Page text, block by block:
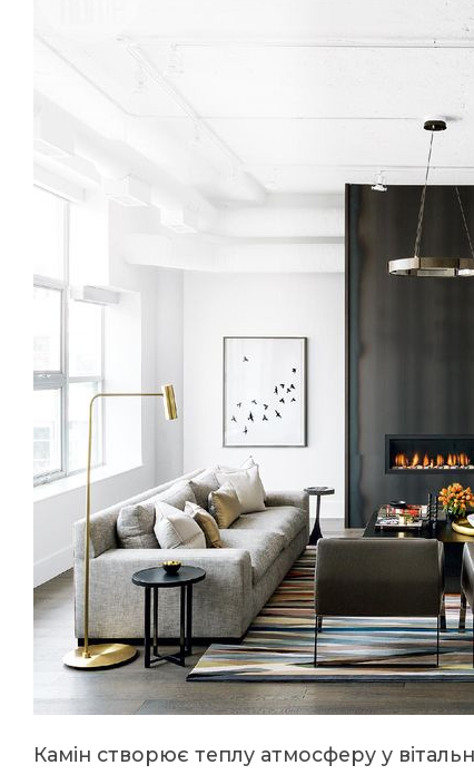
Камін створює теплу атмосферу у